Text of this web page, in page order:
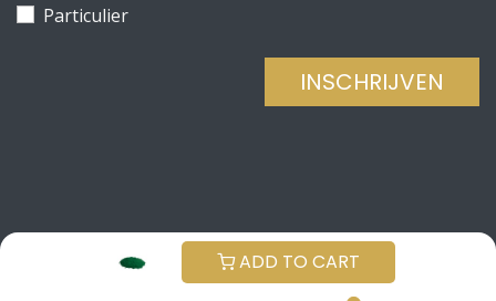
ADD TO CART
Particulier
INSCHRIJVEN
Copyright © Be Concrete NEDERLANDS (BE)
Aangeboden door - De #1Open source e-